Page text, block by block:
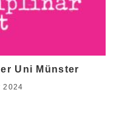
Uni Münster
2024